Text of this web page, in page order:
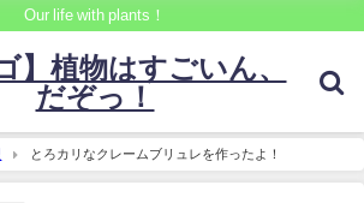
Our life with plants！
】植物はすごいん、
だぞっ！
とろカリなクレームブリュレを作ったよ！